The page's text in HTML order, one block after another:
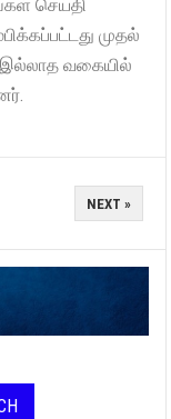
செய்தி
முதல்
இல்லாத வகையில்
NEXT »